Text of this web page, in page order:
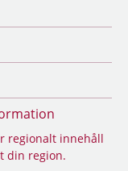
regionalt innehåll
din region.